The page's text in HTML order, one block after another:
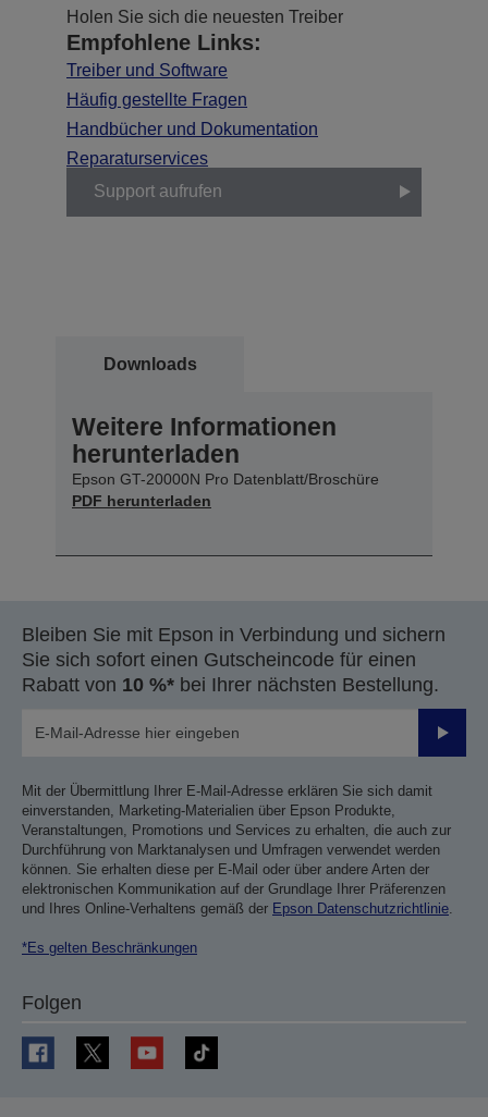
Holen Sie sich die neuesten Treiber
Empfohlene Links:
Treiber und Software
Häufig gestellte Fragen
Handbücher und Dokumentation
Reparaturservices
Support aufrufen
Downloads
Weitere Informationen
herunterladen
Epson GT-20000N Pro Datenblatt/Broschüre
PDF herunterladen
Bleiben Sie mit Epson in Verbindung und sichern
Sie sich sofort einen Gutscheincode für einen
Rabatt von 10 %* bei Ihrer nächsten Bestellung.
Mit der Übermittlung Ihrer E-Mail-Adresse erklären Sie sich damit
einverstanden, Marketing-Materialien über Epson Produkte,
Veranstaltungen, Promotions und Services zu erhalten, die auch zur
Durchführung von Marktanalysen und Umfragen verwendet werden
können. Sie erhalten diese per E-Mail oder über andere Arten der
elektronischen Kommunikation auf der Grundlage Ihrer Präferenzen
und Ihres Online-Verhaltens gemäß der Epson Datenschutzrichtlinie
*Es gelten Beschränkungen
Folgen